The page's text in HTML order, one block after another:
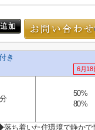
き
6月18
50%
80%
ち着いた住環境で静かで